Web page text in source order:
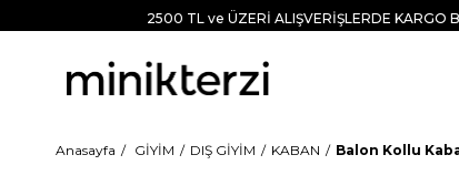
2500 TL ve ÜZERİ ALIŞVERİŞLERDE KARGO
Anasayfa GİYİM DIŞ GİYİM KABAN
Balon Kollu